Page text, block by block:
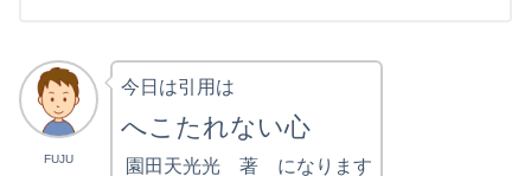
FUJU
今日は引用は
へこたれない心
園田天光光 著 になります